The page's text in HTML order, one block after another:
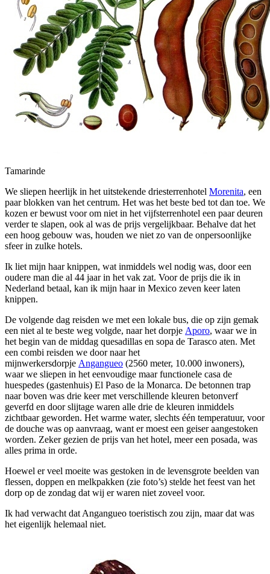
Tamarinde
We sliepen heerlijk in het uitstekende driesterrenhotel Morenita, een
paar blokken van het centrum. Het was het beste bed tot dan toe. We
kozen er bewust voor om niet in het vijfsterrenhotel een paar deuren
verder te slapen, ook al was de prijs vergelijkbaar. Behalve dat het
een hoog gebouw was, houden we niet zo van de onpersoonlijke
sfeer in zulke hotels.
Ik liet mijn haar knippen, wat inmiddels wel nodig was, door een
oudere man die al 44 jaar in het vak zat. Voor de prijs die ik in
Nederland betaal, kan ik mijn haar in Mexico zeven keer laten
knippen.
De volgende dag reisden we met een lokale bus, die op zijn gemak
een niet al te beste weg volgde, naar het dorpje Aporo, waar we in
het begin van de middag quesadillas en sopa de Tarasco aten. Met
een combi reisden we door naar het
mijnwerkersdorpje Angangueo (2560 meter, 10.000 inwoners),
waar we sliepen in het eenvoudige maar functionele casa de
huespedes (gastenhuis) El Paso de la Monarca. De betonnen trap
naar boven was drie keer met verschillende kleuren betonverf
geverfd en door slijtage waren alle drie de kleuren inmiddels
zichtbaar geworden. Het warme water, slechts één temperatuur, voor
de douche was op aanvraag, want er moest een geiser aangestoken
worden. Zeker gezien de prijs van het hotel, meer een posada, was
alles prima in orde.
Hoewel er veel moeite was gestoken in de levensgrote beelden van
flessen, doppen en melkpakken (zie foto’s) stelde het feest van het
dorp op de zondag dat wij er waren niet zoveel voor.
Ik had verwacht dat Angangueo toeristisch zou zijn, maar dat was
het eigenlijk helemaal niet.